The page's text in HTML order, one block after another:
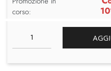
corso: